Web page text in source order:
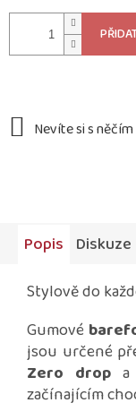
Popis Diskuze
Stylově do
Gumové
jsou určené
Zero drop a
začínajícím